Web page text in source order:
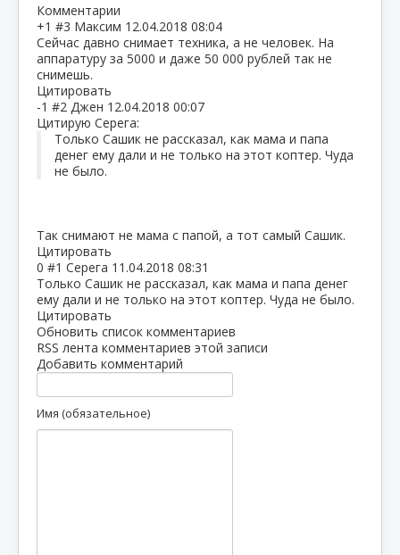
Комментарии
+1 #3 Максим 12.04.2018 08:04
Сейчас давно снимает техника, а не человек. На
аппаратуру за 5000 и даже 50 000 рублей так не
снимешь.
Цитировать
-1 #2 Джен 12.04.2018 00:07
Цитирую Серега:
Только Сашик не рассказал, как мама и папа
денег ему дали и не только на этот коптер. Чуда
не было.
Так снимают не мама с папой, а тот самый Сашик.
Цитировать
0 #1 Серега 11.04.2018 08:31
Только Сашик не рассказал, как мама и папа денег
ему дали и не только на этот коптер. Чуда не было.
Цитировать
Обновить список комментариев
RSS лента комментариев этой записи
Добавить комментарий
Имя (обязательное)